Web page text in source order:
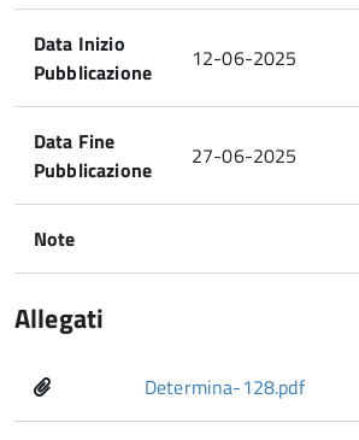
Data Inizio
Pubblicazione
12-06-2025
Data Fine
Pubblicazione
27-06-2025
Note
Allegati
Determina-128.pdf